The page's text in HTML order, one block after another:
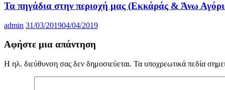
Τα πηγάδια στην περιοχή μας (Εκκάράς & Άνω
admin 31/03/201904/04/2019
Αφήστε μια απάντηση
Η ηλ. διεύθυνση σας δεν δημοσιεύεται. Τα υποχρεωτικά πεδία